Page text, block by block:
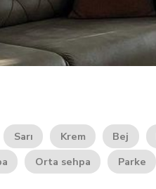
Sarı Krem Bej
Orta sehpa Parke